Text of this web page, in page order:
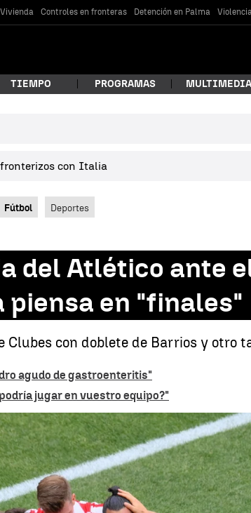
Vivienda Controles en fronteras Detención en Palma
TIEMPO PROGRAMAS MULTIMEDIA
con Italia
Fútbol Deportes
del Atlético ante
piensa en "finales"
con doblete de Barrios y otro
agudo de gastroenteritis"
jugar en vuestro equipo?"
Barrios lidera la